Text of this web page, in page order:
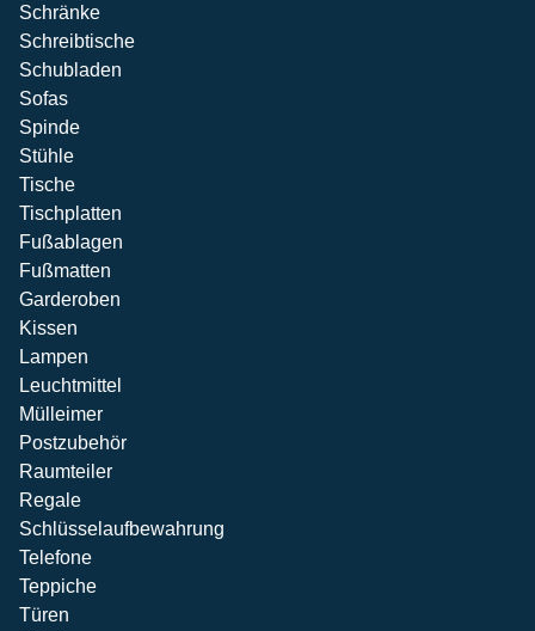
Schränke
Schreibtische
Schubladen
Sofas
Spinde
Stühle
Tische
Tischplatten
Fußablagen
Fußmatten
Garderoben
Kissen
Lampen
Leuchtmittel
Mülleimer
Postzubehör
Raumteiler
Regale
Schlüsselaufbewahrung
Telefone
Teppiche
Türen